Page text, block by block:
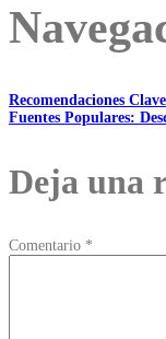
Recomendaciones
Fuentes Populares:
Deja una
Comentario *